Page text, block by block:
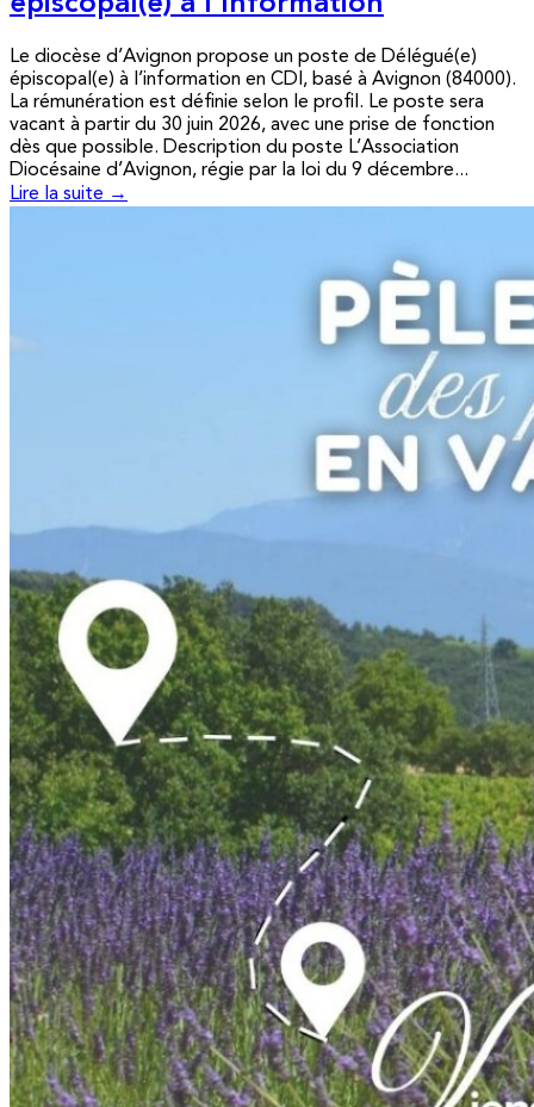
Le diocèse d’Avignon propose un poste de Délégué(e)
épiscopal(e) à l’information en CDI, basé à Avignon (84000).
La rémunération est définie selon le profil. Le poste sera
vacant à partir du 30 juin 2026, avec une prise de fonction
dès que possible. Description du poste L’Association
Diocésaine d’Avignon, régie par la loi du 9 décembre...
Lire la suite →